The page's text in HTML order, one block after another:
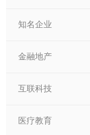
知名企业
金融地产
互联科技
医疗教育